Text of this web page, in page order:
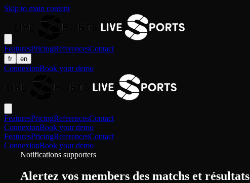
Skip to main content
FeaturesPricingReferencesContact
fr en
ConnexionBook your demo
FeaturesPricingReferencesContact
ConnexionBook your demo
FeaturesPricingReferencesContact
ConnexionBook your demo
Notifications supporters
Alertez vos members des matchs et résultats